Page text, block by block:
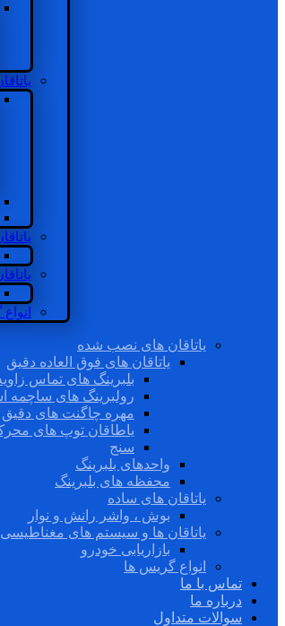
یاتاقان های نصب شده
یاتاقان های فوق العاده دقیق
بلبرینگ های تماس
رولبرینگ های ساچمه
مهره چاگنت های دقیق
یاطاقان توپ های
سنج
واحدهای بلبرینگ
محفظه های بلبرینگ
یاتاقان های ساده
بوش ، واشر رانش و نوار
یاتاقان ها و سیستم های مغناطیسی
بازاریابی خودرو
انواع گریس ها
تماس با ما
درباره ما
سوالات متداول